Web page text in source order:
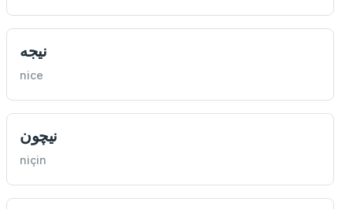
نيجه
nice
نيچون
niçin